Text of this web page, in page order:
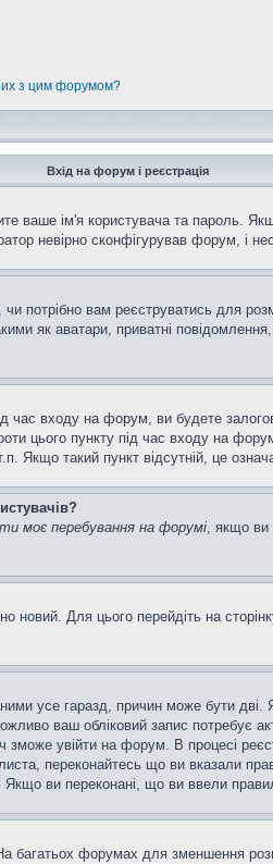
з цим форумом?
Вхід на форум і реєстрація
ім'я користувача та пароль.
невірно сконфігурував форум, і
потрібно вам реєструватись для
як аватари, приватні
час входу на форум, ви будете
цього пункту під час входу на
Якщо такий пункт відсутній, це
моє перебування на форумі, якщо ви
Для цього перейдіть на
усе гаразд, причин може бути
ваш обліковий запис потребує
зможе увійти на форум. В процесі
переконайтесь що ви вказали
ви переконані, що ви ввели
форумах для зменшення